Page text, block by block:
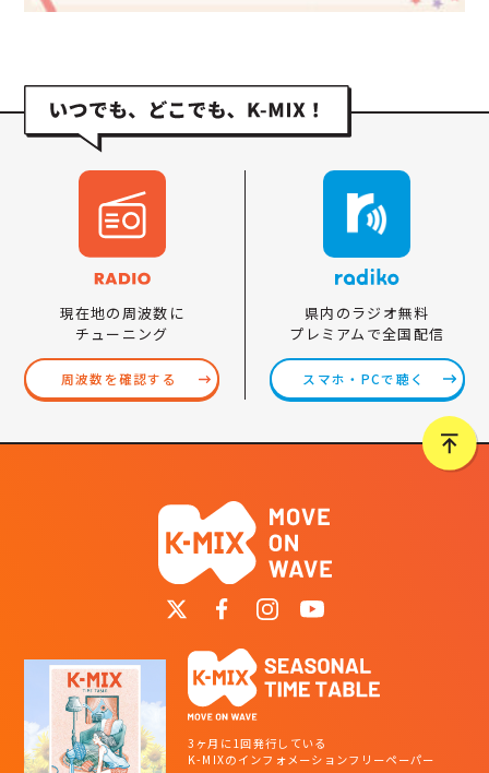
現在地の周波数に
チューニング
周波数を確認する
県内のラジオ無料
プレミアムで全国配信
スマホ・PCで聴く
3ヶ月に1回発行している
K-MIXのインフォメーションフリーペーパー